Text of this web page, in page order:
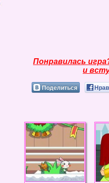
Понравилась
и
Поделиться